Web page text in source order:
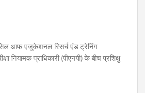
आफ एजुकेशनल रिसर्च एंड ट्रेनिंग
नियामक प्राधिकारी (पीएनपी) के बीच प्रशिक्षु